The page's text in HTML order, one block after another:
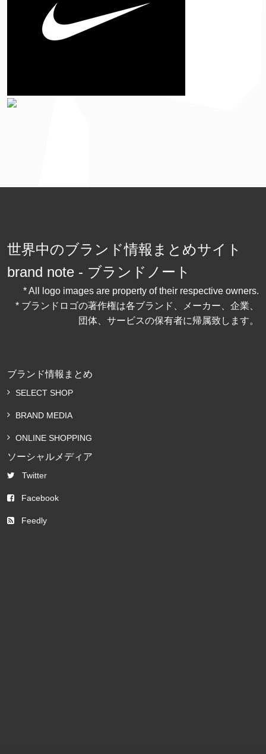
世界中のブランド情報まとめサイト
brand note - ブランドノート
* All logo images are property of their respective owners.
* ブランドロゴの著作権は各ブランド、メーカー、企業、
団体、サービスの保有者に帰属致します。
ブランド情報まとめ
SELECT SHOP
BRAND MEDIA
ONLINE SHOPPING
ソーシャルメディア
Twitter
Facebook
Feedly